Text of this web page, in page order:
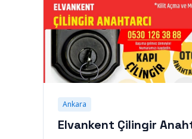
Ankara
Elvankent Çilingir